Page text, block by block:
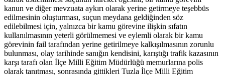
kanun ve diğer mevzuata aykırı olarak yerine getirmeye teşebbüs
edilmesinin oluşturması, suçun meydana geldiğinden söz
edilebilmesi için, yalnızca bir kamu görevine ilişkin sıfatın
kullanılmasının yeterli görülmemesi ve eylemli olarak bir kamu
görevinin fail tarafından yerine getirilmeye kalkışılmasının zorunlu
bulunması, olay tarihinde sanığın kendisini, karıştığı trafik kazasının
karşı tarafı olan İlçe Milli Eğitim Müdürlüğü memurlarına polis
olarak tanıtması, sonrasında gittikleri Tuzla İlçe Milli Eğitim